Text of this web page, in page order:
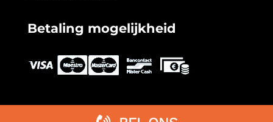
Betaling mogelijkheid